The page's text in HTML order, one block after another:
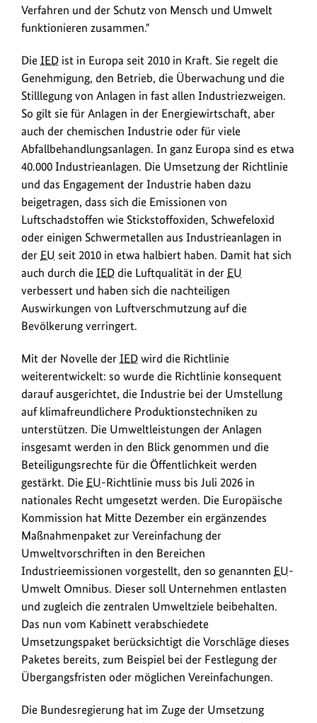
Verfahren und der Schutz von Mensch und Umwelt
funktionieren zusammen."
Die IED ist in Europa seit 2010 in Kraft. Sie regelt die
Genehmigung, den Betrieb, die Überwachung und die
Stilllegung von Anlagen in fast allen Industriezweigen.
So gilt sie für Anlagen in der Energiewirtschaft, aber
auch der chemischen Industrie oder für viele
Abfallbehandlungsanlagen. In ganz Europa sind es etwa
40.000 Industrieanlagen. Die Umsetzung der Richtlinie
und das Engagement der Industrie haben dazu
beigetragen, dass sich die Emissionen von
Luftschadstoffen wie Stickstoffoxiden, Schwefeloxid
oder einigen Schwermetallen aus Industrieanlagen in
der EU seit 2010 in etwa halbiert haben. Damit hat sich
auch durch die IED die Luftqualität in der EU
verbessert und haben sich die nachteiligen
Auswirkungen von Luftverschmutzung auf die
Bevölkerung verringert.
Mit der Novelle der IED wird die Richtlinie
weiterentwickelt: so wurde die Richtlinie konsequent
darauf ausgerichtet, die Industrie bei der Umstellung
auf klimafreundlichere Produktionstechniken zu
unterstützen. Die Umweltleistungen der Anlagen
insgesamt werden in den Blick genommen und die
Beteiligungsrechte für die Öffentlichkeit werden
gestärkt. Die EU-Richtlinie muss bis Juli 2026 in
nationales Recht umgesetzt werden. Die Europäische
Kommission hat Mitte Dezember ein ergänzendes
Maßnahmenpaket zur Vereinfachung der
Umweltvorschriften in den Bereichen
Industrieemissionen vorgestellt, den so genannten EU-
Umwelt Omnibus. Dieser soll Unternehmen entlasten
und zugleich die zentralen Umweltziele beibehalten.
Das nun vom Kabinett verabschiedete
Umsetzungspaket berücksichtigt die Vorschläge dieses
Paketes bereits, zum Beispiel bei der Festlegung der
Übergangsfristen oder möglichen Vereinfachungen.
Die Bundesregierung hat im Zuge der Umsetzung